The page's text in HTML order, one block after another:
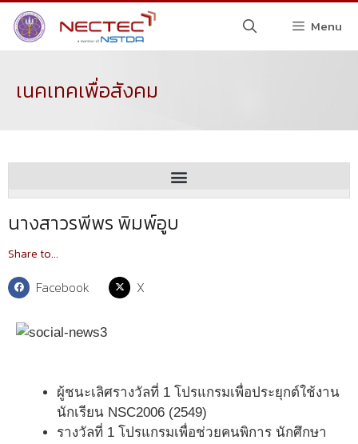
Menu
เนคเทคเพื่อสังคม
นางสาวรพีพร พิมพ์อูบ
Share to...
Facebook X
ผู้ชนะเลิศรางวัลที่ 1 โปรแกรมเพื่อประยุกต์ใช้งาน
นักเรียน NSC2006 (2549)
รางวัลที่ 1 โปรแกรมเพื่อช่วยคนพิการ นักศึกษา